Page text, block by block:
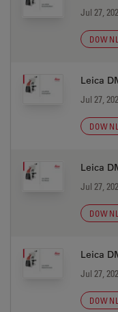
Jul 27,
Leica
Jul 27,
Leica
Jul 27,
Leica
Jul 27,